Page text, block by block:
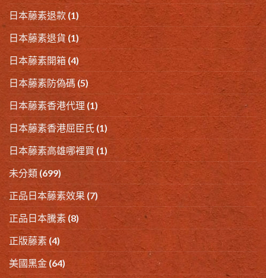
日本藤素退款 (1)
日本藤素退貨(1)
日本藤素開箱 (4)
日本藤素防偽碼(5)
日本藤素香港代理(1)
日本藤素香港屈臣氏(1)
日本藤素高雄哪裡買 (1)
未分類 (699)
正品日本藤素效果 (7)
正品日本騰素 (8)
正版藤素 (4)
美國黑金 (64)